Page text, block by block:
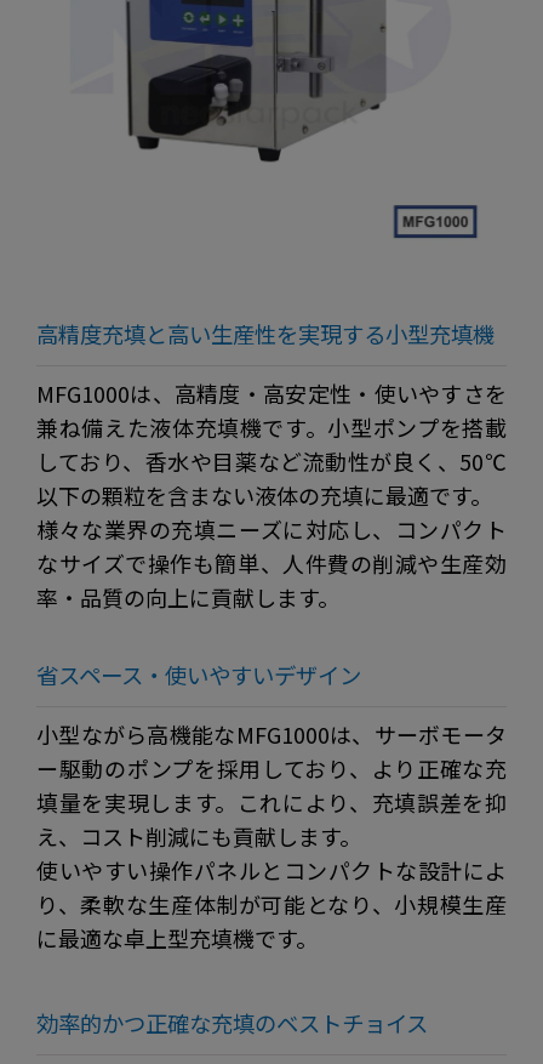
高精度充填と高い生産性を実現する小型充填機
MFG1000は、高精度・高安定性・使いやすさを
兼ね備えた液体充填機です。小型ポンプを搭載
しており、香水や目薬など流動性が良く、50℃
以下の顆粒を含まない液体の充填に最適です。
様々な業界の充填ニーズに対応し、コンパクト
なサイズで操作も簡単、人件費の削減や生産効
率・品質の向上に貢献します。
省スペース・使いやすいデザイン
小型ながら高機能なMFG1000は、サーボモータ
ー駆動のポンプを採用しており、より正確な充
填量を実現します。これにより、充填誤差を抑
え、コスト削減にも貢献します。
使いやすい操作パネルとコンパクトな設計によ
り、柔軟な生産体制が可能となり、小規模生産
に最適な卓上型充填機です。
効率的かつ正確な充填のベストチョイス